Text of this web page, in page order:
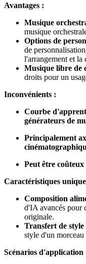
Avantages :
Musique
musique
Options de
de
l'arrangement et la
Musique libre de
droits pour un
Inconvénients :
Courbe
générateurs de
Principalement
Peut être
Caractéristiques
Composition
d'IA avancés pour
originale.
Transfert de style
style d'un morceau
Scénarios d'application